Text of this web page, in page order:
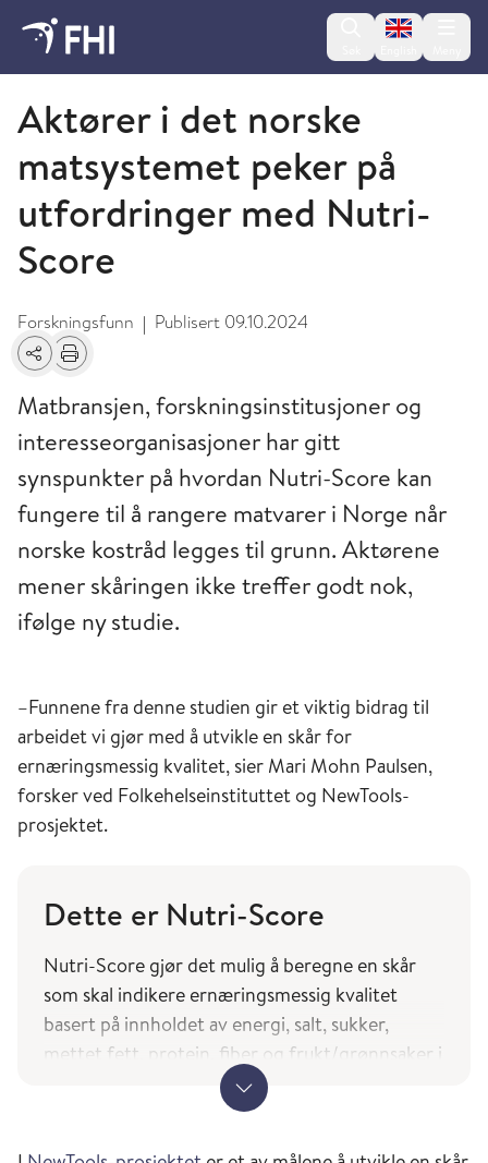
Change
Meldinger fra FHI
Aktører i det norske
matsystemet peker på
utfordringer med Nutri-
Score
Forskningsfunn | Publisert 09.10.2024
Del Skriv ut
Matbransjen, forskningsinstitusjoner og
interesseorganisasjoner har gitt
synspunkter på hvordan Nutri-Score kan
fungere til å rangere matvarer i Norge når
norske kostråd legges til grunn. Aktørene
mener skåringen ikke treffer godt nok,
ifølge ny studie.
–Funnene fra denne studien gir et viktig bidrag til
arbeidet vi gjør med å utvikle en skår for
ernæringsmessig kvalitet, sier Mari Mohn Paulsen,
forsker ved Folkehelseinstituttet og NewTools-
prosjektet.
Dette er Nutri-Score
Nutri-Score gjør det mulig å beregne en skår
som skal indikere ernæringsmessig kvalitet
basert på innholdet av energi, salt, sukker,
mettet fett, protein, fiber og frukt/grønnsaker i
matvaren. Nutri-Score brukes i flere europeiske
land som grunnlag for en merkeordning som